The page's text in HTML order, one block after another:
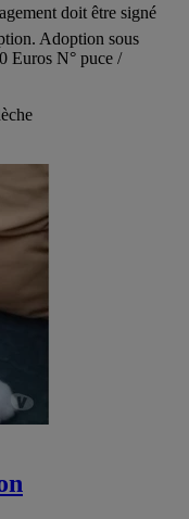
doit être signé
Adoption sous
Euros N° puce /